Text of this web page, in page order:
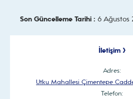
Son Güncelleme Tarihi : 6 Ağustos
İletişim >
Adres:
Utku Mahallesi Çimentepe
Telefon: